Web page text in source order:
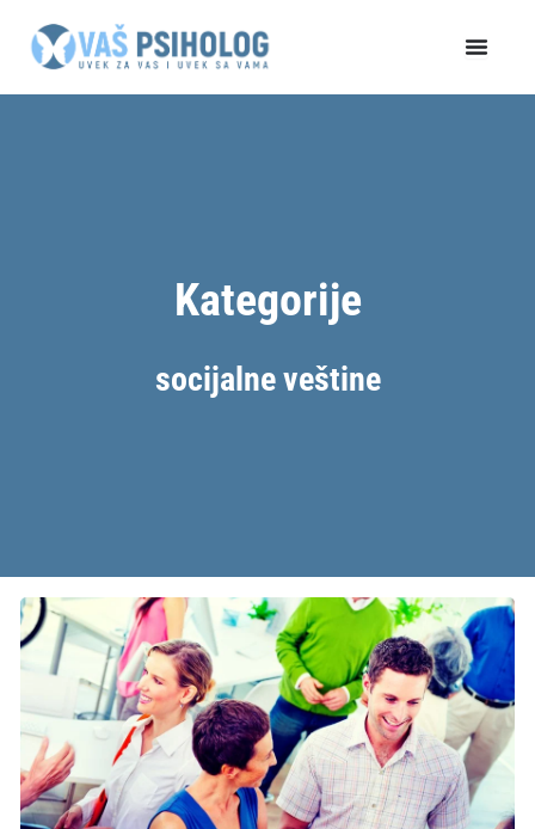
Kategorije
socijalne veštine